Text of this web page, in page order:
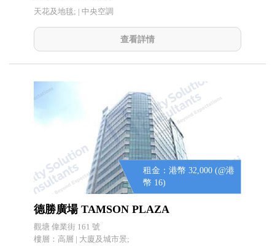
天花及地毯; | 中央空調
查看詳情
租金：港幣 32,000 (@港
幣 16)
德勝廣場 TAMSON PLAZA
觀塘 偉業街 161 號
樓層：高層 | 大廈及城市景;